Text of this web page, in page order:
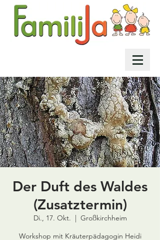
Der Duft des Waldes
(Zusatztermin)
Di., 17. Okt.
  |
Großkirchheim
Workshop mit Kräuterpädagogin Heidi